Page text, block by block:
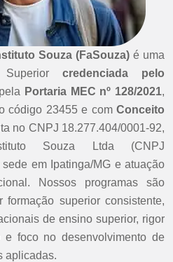
Souza (FaSouza) é uma
Superior credenciada pelo
pela Portaria MEC nº 128/2021,
código 23455 e com Conceito
no CNPJ 18.277.404/0001-92,
Souza Ltda (CNPJ
em Ipatinga/MG e atuação
Nossos programas são
formação superior consistente,
de ensino superior, rigor
e foco no desenvolvimento de
aplicadas.